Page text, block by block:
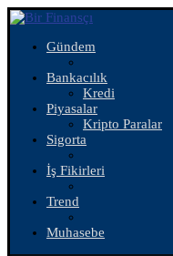
Gündem
Bankacılık
Kredi
Piyasalar
Kripto Paralar
Sigorta
İş Fikirleri
Trend
Muhasebe